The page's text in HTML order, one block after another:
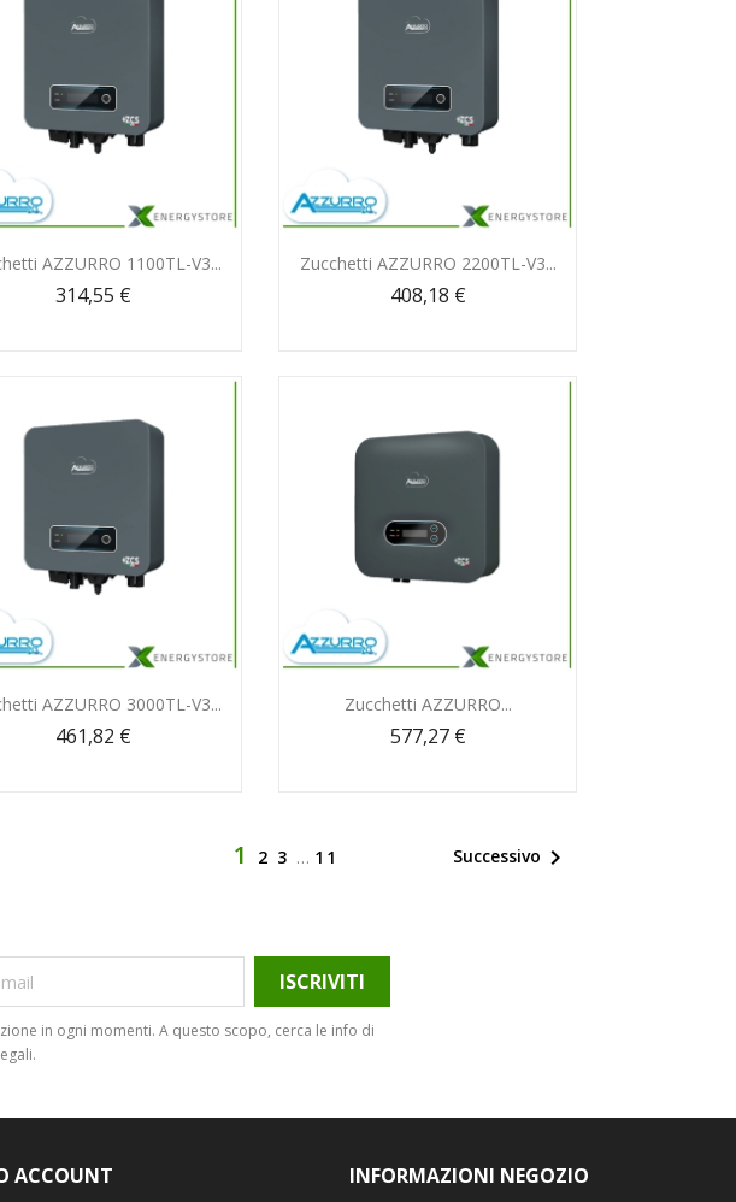
Anteprima
AZZURRO 1100TL-V3...
314,55 €
Anteprima
Zucchetti AZZURRO 2200TL-V3...
408,18 €
Anteprima
AZZURRO 3000TL-V3...
461,82 €
Anteprima
Zucchetti AZZURRO...
577,27 €
1 2 3 … 11 Successivo 
in ogni momenti. A questo scopo, cerca le info di
ACCOUNT INFORMAZIONI NEGOZIO